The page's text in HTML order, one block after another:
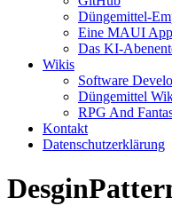
Düngemittel-
Eine MAUI
Das KI-
Wikis
Software
Düngemittel
RPG And
Kontakt
Datenschutzerklärung